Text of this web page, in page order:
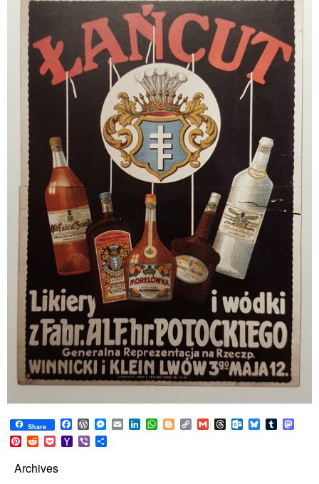
Share Facebook
WordPress
Messenger
EmailLinkedIn
WhatsApp
BloggerCopy
Link
GmailThreadsOutlook.com
BlueskyTumblr
Pinterest
RedditPocketYahoo
Mail
Viber
Archives